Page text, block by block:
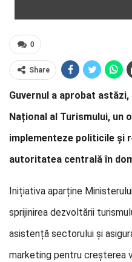
0
Share
Guvernul a aprobat
Național al Turismului, un
implementeze politicile și
autoritatea centrală în
Inițiativa aparține
sprijinirea dezvoltării
asistență sectorului și
marketing pentru creșterea